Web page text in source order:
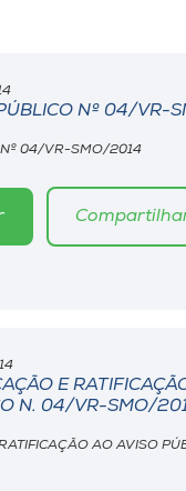
Nº 04/VR-
Nº 04/VR-SMO/2014
E
N. 04/VR-SMO/
AO AVISO